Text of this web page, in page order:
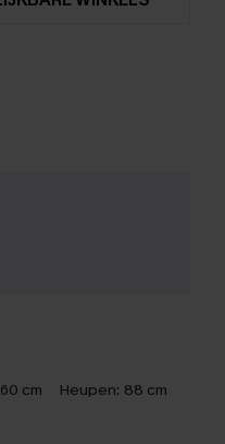
60 cm Heupen: 88 cm